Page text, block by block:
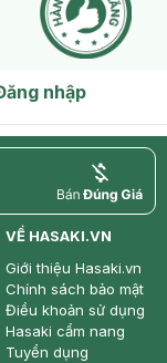
nhập
price
VỀ HASAKI.VN
Giới thiệu Hasaki.vn
Chính sách bảo mật
Điều khoản sử dụng
Hasaki cẩm nang
Tuyển dụng